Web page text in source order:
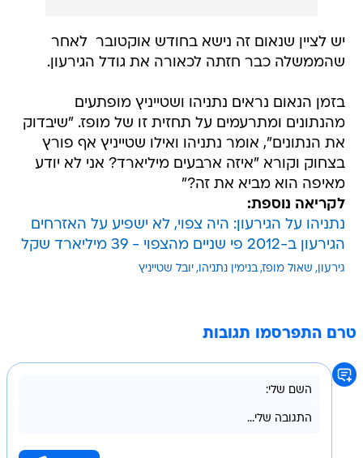
יש לציין שנאום זה נישא בחודש אוקטובר  לאחר
שהממשלה כבר חזתה לכאורה את גודל הגירעון.
בזמן הנאום נראים נתניהו ושטייניץ מופתעים
מהנתונים ומתרעמים על תחזית זו של מופז. "שיבדוק
את הנתונים", אומר נתניהו ואילו שטייניץ אף פורץ
בצחוק וקורא "איזה ארבעים מיליארד? אני לא יודע
מאיפה הוא מביא את זה?"
לקריאה נוספת:
נתניהו על הגירעון: היה צפוי, לא ישפיע על האזרחים
הגירעון ב-2012 פי שניים מהצפוי - 39 מיליארד שקל
גירעון שאול מופז בנימין נתניהו יובל שטייניץ
טרם התפרסמו תגובות